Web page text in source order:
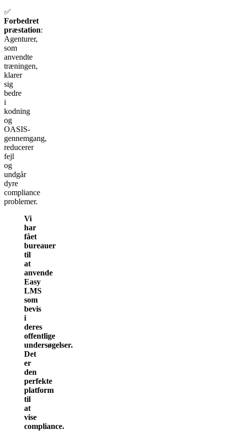
✅
Forbedret
præstation:
Agenturer,
som
anvendte
træningen,
klarer
sig
bedre
i
kodning
og
OASIS-
gennemgang,
reducerer
fejl
og
undgår
dyre
compliance
problemer.
Vi
har
fået
bureauer
til
at
anvende
Easy
LMS
som
bevis
i
deres
offentlige
undersøgelser.
Det
er
den
perfekte
platform
til
at
vise
compliance.